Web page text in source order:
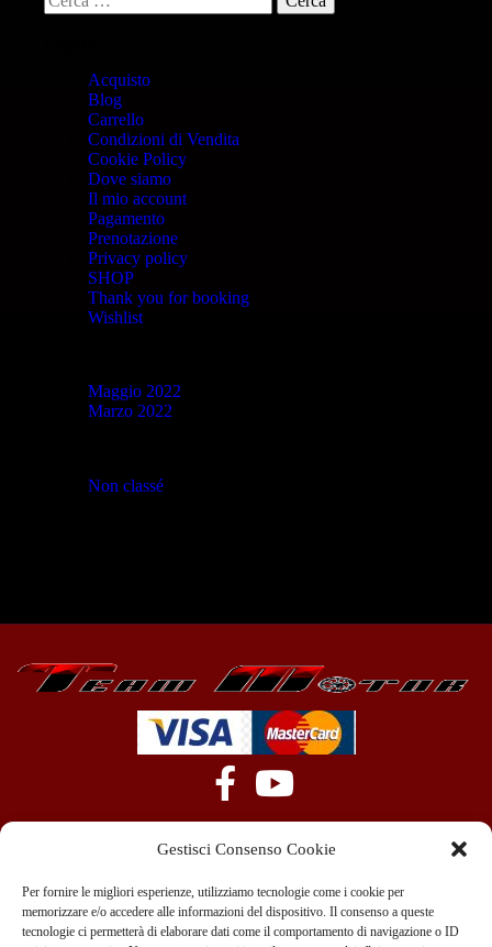
Gestisci Consenso Cookie
Per fornire le migliori esperienze, utilizziamo tecnologie come i cookie per
memorizzare e/o accedere alle informazioni del dispositivo. Il consenso a queste
tecnologie ci permetterà di elaborare dati come il comportamento di navigazione o ID
Acquisto
Blog
Carrello
Condizioni di Vendita
Cookie Policy
Dove siamo
Il mio account
Pagamento
Prenotazione
Privacy policy
SHOP
Thank you for booking
Wishlist
Maggio 2022
Marzo 2022
Non classé